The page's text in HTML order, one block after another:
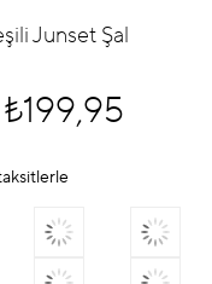
Junset Şal
₺199,95